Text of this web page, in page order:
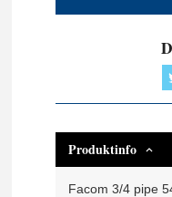
Produktinfo
Facom 3/4 pipe